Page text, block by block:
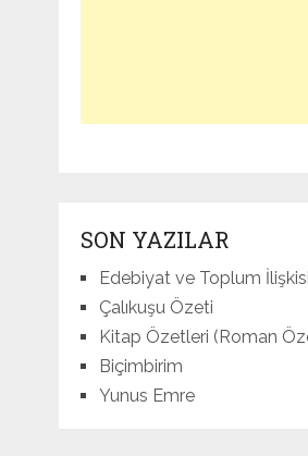
SON YAZILAR
Edebiyat ve Toplum İlişkisi
Çalıkuşu Özeti
Kitap Özetleri (Roman
Biçimbirim
Yunus Emre